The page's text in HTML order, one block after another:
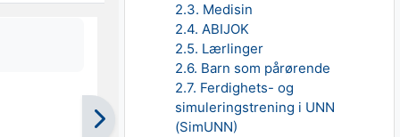
2.3. Medisin
2.4. ABIJOK
2.5. Lærlinger
2.6. Barn som pårørende
2.7. Ferdighets- og
simuleringstrening i UNN
(SimUNN)